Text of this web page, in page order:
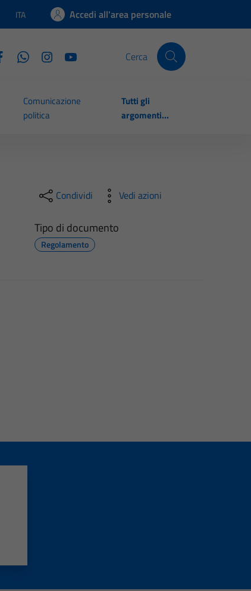
Lingua attiva:
ITA Accedi all'area personale
Cerca
Comunicazione
politica
Tutti gli
argomenti...
Condividi Vedi azioni
Tipo di documento
Regolamento